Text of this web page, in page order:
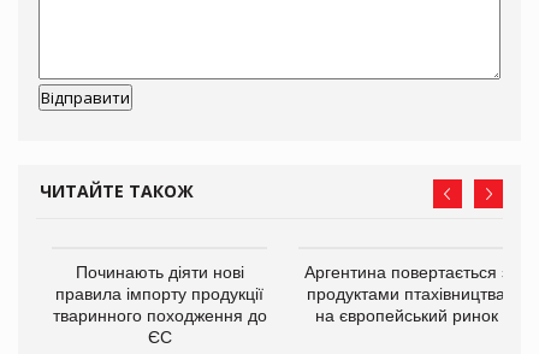
ЧИТАЙТЕ ТАКОЖ
Починають діяти нові
правила імпорту продукції
тваринного походження до
ЄС
Аргентина повертається з
продуктами птахівництва
на європейський ринок